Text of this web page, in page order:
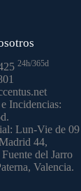
24h/365d
Incidencias:
Lun-Vie de 09
44,
del Jarro
Valencia.